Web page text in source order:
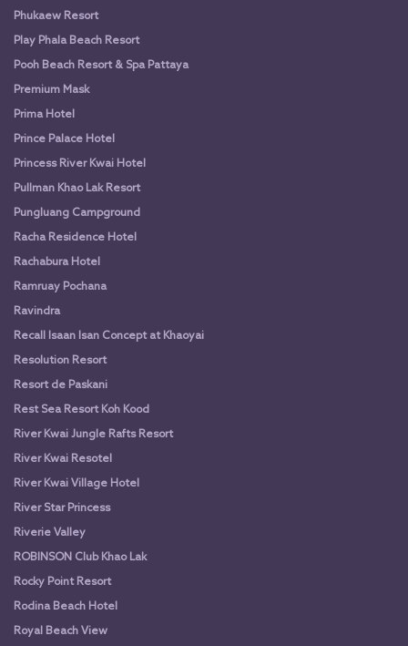
Phukaew Resort
Play Phala Beach Resort
Pooh Beach Resort & Spa Pattaya
Premium Mask
Prima Hotel
Prince Palace Hotel
Princess River Kwai Hotel
Pullman Khao Lak Resort
Pungluang Campground
Racha Residence Hotel
Rachabura Hotel
Ramruay Pochana
Ravindra
Recall Isaan Isan Concept at Khaoyai
Resolution Resort
Resort de Paskani
Rest Sea Resort Koh Kood
River Kwai Jungle Rafts Resort
River Kwai Resotel
River Kwai Village Hotel
River Star Princess
Riverie Valley
ROBINSON Club Khao Lak
Rocky Point Resort
Rodina Beach Hotel
Royal Beach View